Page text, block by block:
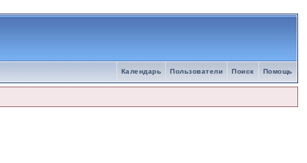
Помощь
Поиск
Пользователи
Календарь